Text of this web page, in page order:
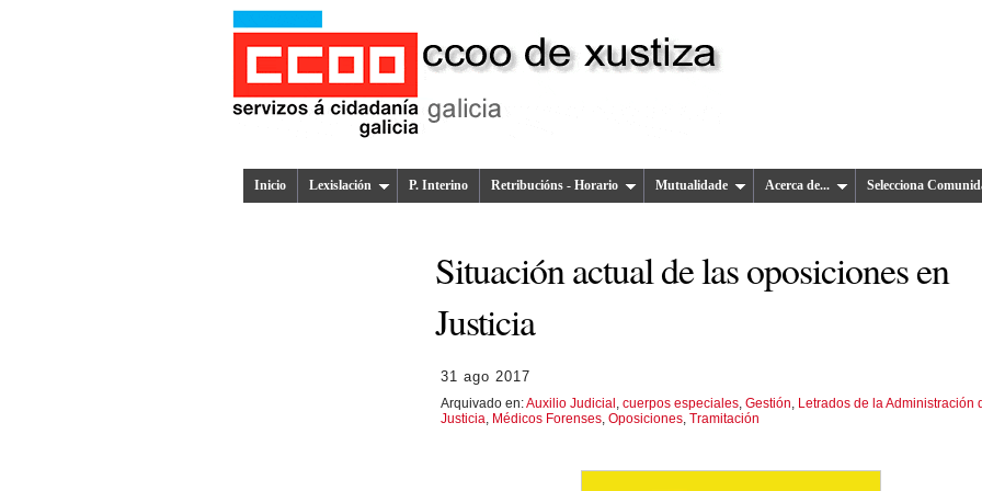
Inicio Lexislación P. Interino Retribucións - Horario Mutualidade Acerca de... Selecciona
Situación actual de las oposiciones en
Justicia
31 ago 2017
Arquivado en:Auxilio Judicial cuerpos especiales Gestión Letrados de la Administración
Justicia Médicos Forenses Oposiciones Tramitación